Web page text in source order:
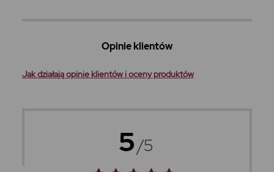
Opinie klientów
Jak działają opinie klientów i oceny produktów
5/5